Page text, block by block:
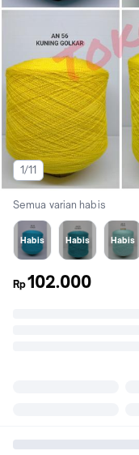
1/11
Lihat semua variant:
Semua varian habis
Habis
AN 46 TURQIS
Habis
AN 50
Habis
Rp102.000